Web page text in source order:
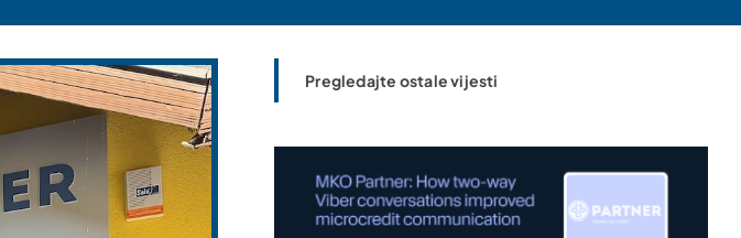
Pregledajte ostale vijesti